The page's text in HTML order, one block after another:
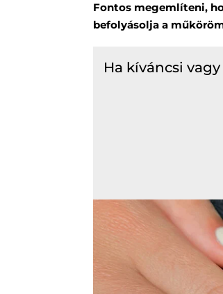
Fontos megemlíteni,
befolyásolja a
Ha kíváncsi